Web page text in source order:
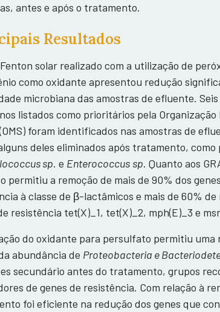
antes e após o tratamento.
Resultados
solar realizado com a utilização de
como oxidante apresentou redução
microbiana das amostras de efluente. Seis
listados como prioritários pela Organização
foram identificados nas amostras de
deles eliminados após tratamento, como
sp. e Enterococcus sp. Quanto aos
permitiu a remoção de mais de 90% dos
à classe de β-lactâmicos e mais de 60% de
resistência tet(X)_1, tet(X)_2, mph(E)_3 e
do oxidante para persulfato permitiu uma
abundância de Proteobacteria e
secundário antes do tratamento, grupos
de genes de resistência. Com relação à
foi eficiente na redução dos genes que